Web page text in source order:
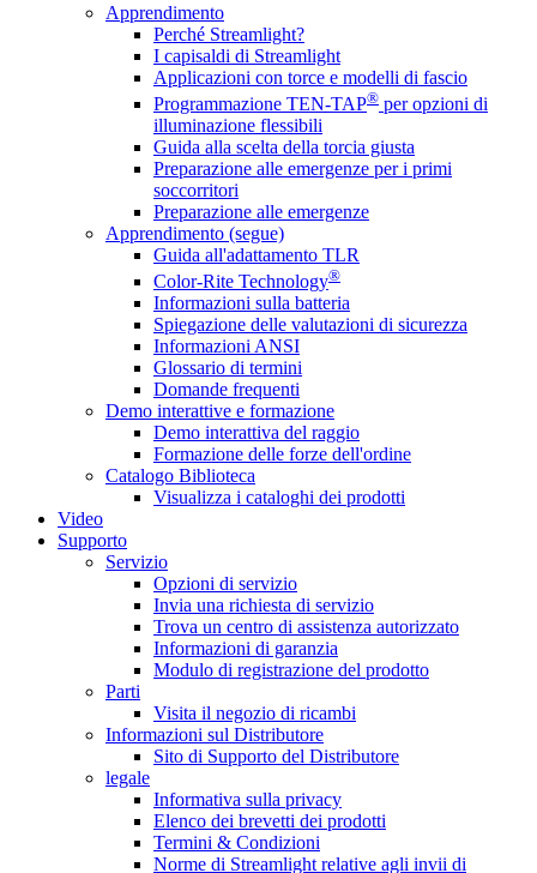
Apprendimento
Perché Streamlight?
I capisaldi di Streamlight
Applicazioni con torce e modelli di fascio
Programmazione TEN-TAP® per opzioni di
illuminazione flessibili
Guida alla scelta della torcia giusta
Preparazione alle emergenze per i primi
soccorritori
Preparazione alle emergenze
Apprendimento (segue)
Guida all'adattamento TLR
Color-Rite Technology®
Informazioni sulla batteria
Spiegazione delle valutazioni di sicurezza
Informazioni ANSI
Glossario di termini
Domande frequenti
Demo interattive e formazione
Demo interattiva del raggio
Formazione delle forze dell'ordine
Catalogo Biblioteca
Visualizza i cataloghi dei prodotti
Video
Supporto
Servizio
Opzioni di servizio
Invia una richiesta di servizio
Trova un centro di assistenza autorizzato
Informazioni di garanzia
Modulo di registrazione del prodotto
Parti
Visita il negozio di ricambi
Informazioni sul Distributore
Sito di Supporto del Distributore
legale
Informativa sulla privacy
Elenco dei brevetti dei prodotti
Termini & Condizioni
Norme di Streamlight relative agli invii di